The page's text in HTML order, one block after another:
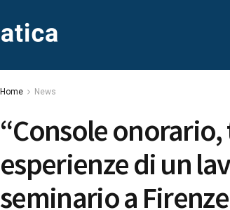
Home News
“Console
esperienze di un
seminario a Firenze